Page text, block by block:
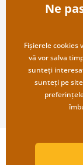
Condiții și termeni
Protecția datelor
Transport și
Returnare
Ne
Fișierele cookies
vă vor salva
sunteți
sunteți pe